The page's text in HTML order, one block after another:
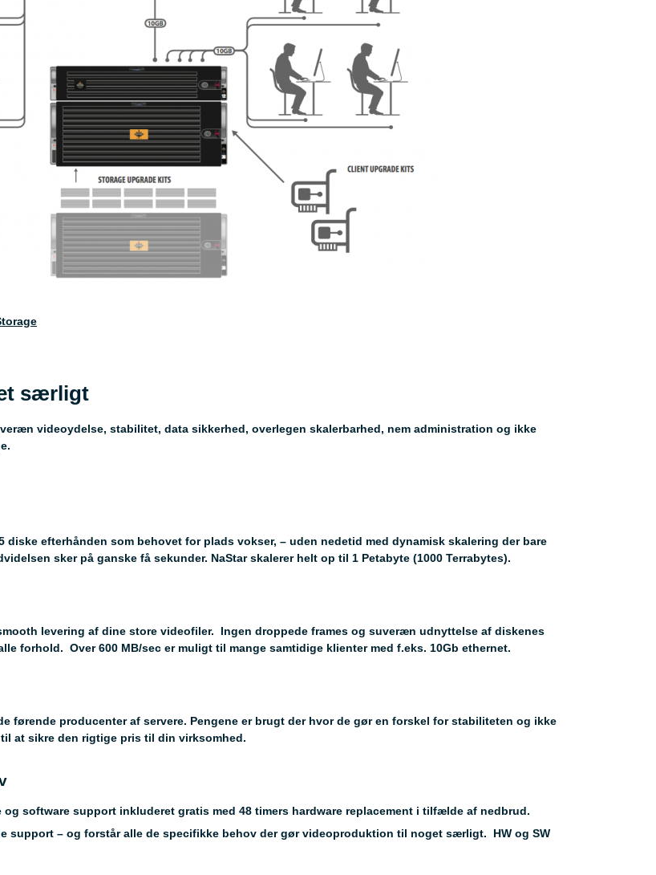
særligt
videoydelse, stabilitet, data sikkerhed, overlegen skalerbarhed, nem administration og ikke
diske efterhånden som behovet for plads vokser, – uden nedetid med dynamisk skalering der bare
sker på ganske få sekunder. NaStar skalerer helt op til 1 Petabyte (1000 Terrabytes).
levering af dine store videofiler. Ingen droppede frames og suveræn udnyttelse af diskenes
forhold. Over 600 MB/sec er muligt til mange samtidige klienter med f.eks. 10Gb ethernet.
førende producenter af servere. Pengene er brugt der hvor de gør en forskel for stabiliteten og ikke
at sikre den rigtige pris til din virksomhed.
og software support inkluderet gratis med 48 timers hardware replacement i tilfælde af nedbrud.
support – og forstår alle de specifikke behov der gør videoproduktion til noget særligt. HW og SW